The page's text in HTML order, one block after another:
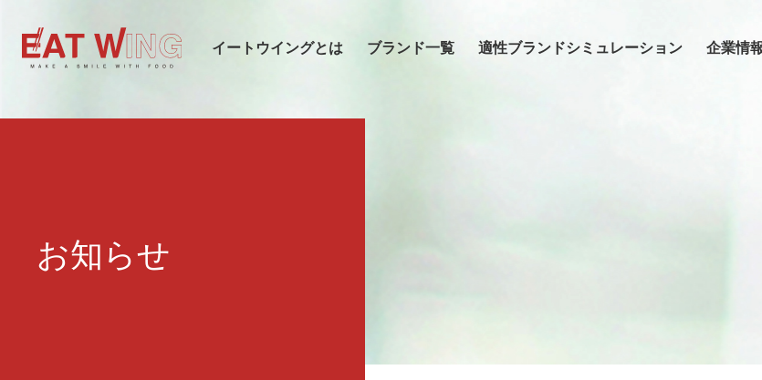
イートウイングとは ブランド一覧 適性ブランドシミュレーション 企業情
お知らせ